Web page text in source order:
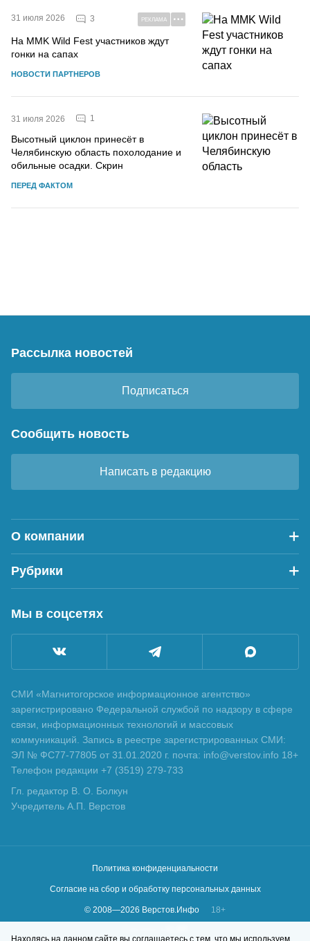
31 июля 2026 3 РЕКЛАМА
На MMK Wild Fest участников ждут
гонки на сапах
НОВОСТИ ПАРТНЕРОВ
31 июля 2026 1
Высотный циклон принесёт в
Челябинскую область похолодание и
обильные осадки. Скрин
ПЕРЕД ФАКТОМ
Рассылка новостей
Подписаться
Сообщить новость
Написать в редакцию
О компании
Рубрики
Мы в соцсетях
СМИ «Магнитогорское информационное агентство»
зарегистрировано Федеральной службой по надзору в сфере
связи, информационных технологий и массовых
коммуникаций. Запись в реестре зарегистрированных СМИ:
ЭЛ № ФС77-77805 от 31.01.2020 г. почта: info@verstov.info 18+
Телефон редакции +7 (3519) 279-733
Гл. редактор В. О. Болкун
Учредитель А.П. Верстов
Политика конфиденциальности
Согласие на сбор и обработку персональных данных
© 2008—2026 Верстов.Инфо
18+
Находясь на данном сайте вы соглашаетесь с тем, что мы используем